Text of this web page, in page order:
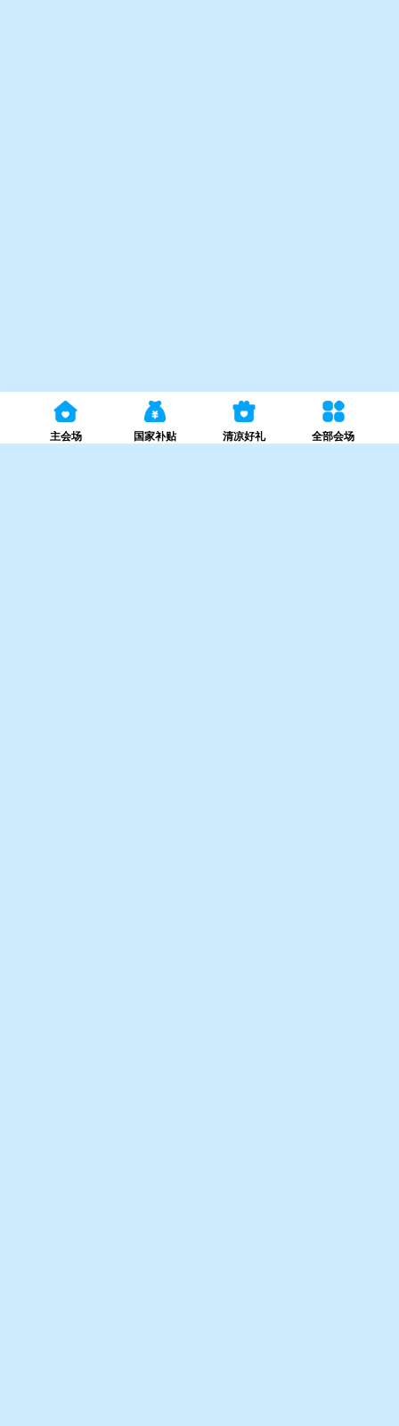
主会场 国家补贴 清凉好礼 全部会场